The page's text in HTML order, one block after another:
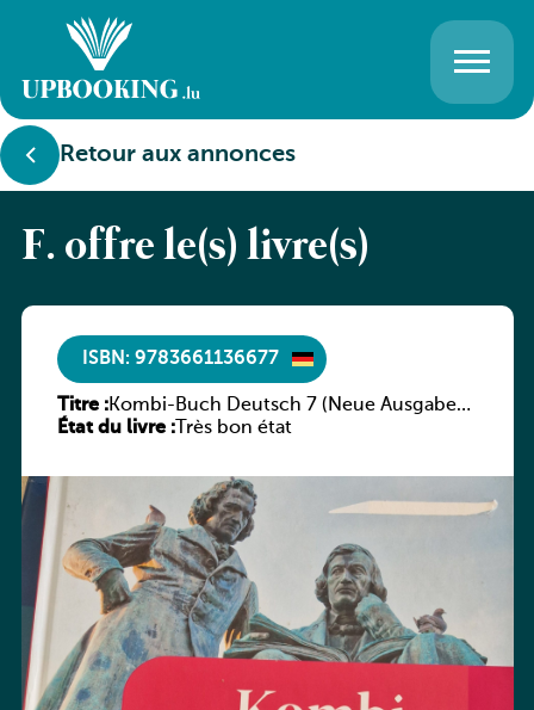
Retour aux annonces
F. offre le(s) livre(s)
ISBN: 9783661136677
Titre :Kombi-Buch Deutsch 7 (Neue Ausgabe
Luxemburg)
État du livre :Très bon état